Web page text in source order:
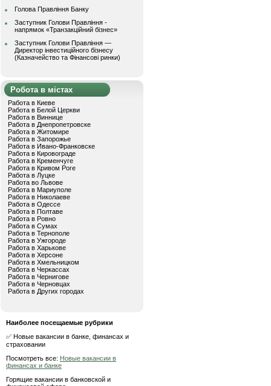
Голова Правління Банку
Заступник Голови Правління -
напрямок «Транзакційний бізнес»
Заступник Голови Правління —
Директор інвестиційного бізнесу
(Казначейство та Фінансові ринки)
Робота в містах
Работа в Киеве
Работа в Белой Церкви
Работа в Виннице
Работа в Днепропетровске
Работа в Житомире
Работа в Запорожье
Работа в Ивано-Франковске
Работа в Кировограде
Работа в Кременчуге
Работа в Кривом Роге
Работа в Луцке
Работа во Львове
Работа в Мариуполе
Работа в Николаеве
Работа в Одессе
Работа в Полтаве
Работа в Ровно
Работа в Сумах
Работа в Тернополе
Работа в Ужгороде
Работа в Харькове
Работа в Херсоне
Работа в Хмельницком
Работа в Черкассах
Работа в Чернигове
Работа в Черновцах
Работа в Других городах
Наиболее посещаемые рубрики
✅ Новые вакансии в банке, финансах и
страховании
Посмотреть все: Новые вакансии в
финансах и банке
Горящие вакансии в банковской и